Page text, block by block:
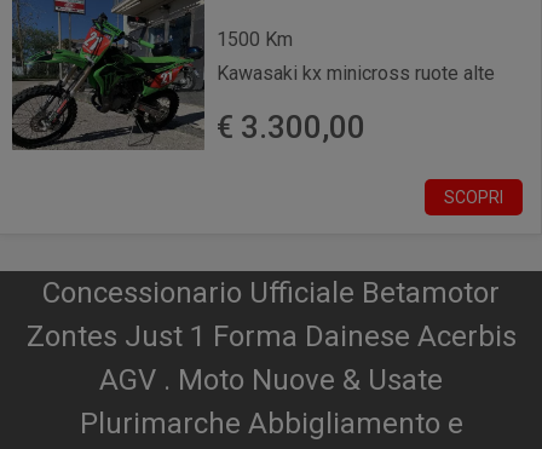
1500 Km
Kawasaki kx minicross ruote alte
€ 3.300,00
SCOPRI
Concessionario Ufficiale Betamotor
Zontes Just 1 Forma Dainese Acerbis
AGV . Moto Nuove & Usate
Plurimarche Abbigliamento e